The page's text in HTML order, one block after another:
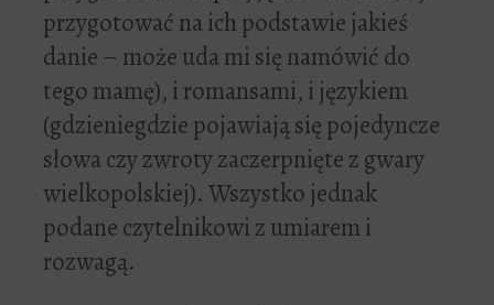
przygotować na ich podstawie jakieś
danie – może uda mi się namówić do
tego mamę), i romansami, i językiem
(gdzieniegdzie pojawiają się pojedyncze
słowa czy zwroty zaczerpnięte z gwary
wielkopolskiej). Wszystko jednak
podane czytelnikowi z umiarem i
rozwagą.